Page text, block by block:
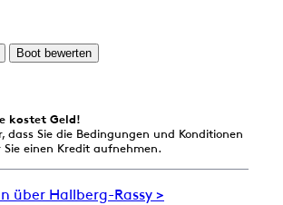
Boot bewerten
kostet Geld!
dass Sie die Bedingungen und Konditionen
Sie einen Kredit aufnehmen.
über Hallberg-Rassy >